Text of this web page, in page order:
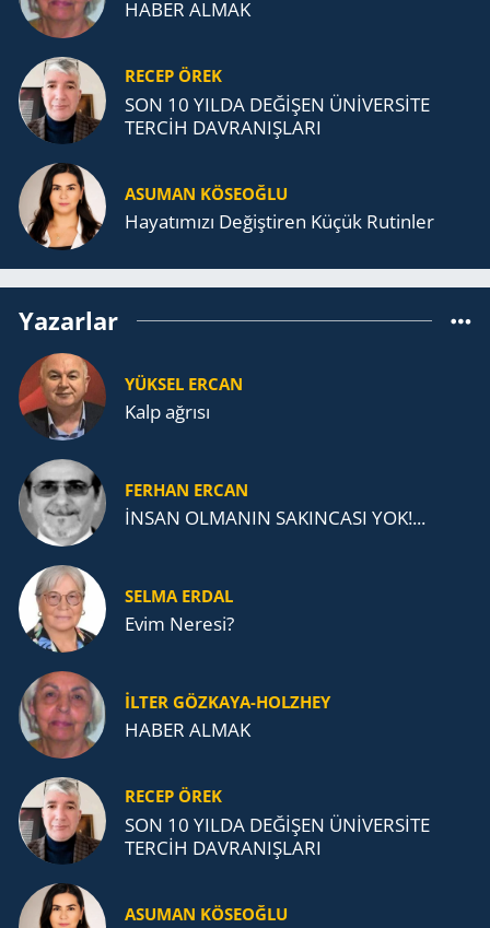
HABER ALMAK
RECEP ÖREK
SON 10 YILDA DEĞİŞEN ÜNİVERSİTE
TERCİH DAVRANIŞLARI
ASUMAN KÖSEOĞLU
Ha­ya­tı­mı­zı De­ğiş­ti­ren Küçük Ru­tin­ler
Yazarlar
YÜKSEL ERCAN
Kalp ağrısı
FERHAN ERCAN
İNSAN OLMANIN SAKINCASI YOK!...
SELMA ERDAL
Evim Neresi?
İLTER GÖZKAYA-HOLZHEY
HABER ALMAK
RECEP ÖREK
SON 10 YILDA DEĞİŞEN ÜNİVERSİTE
TERCİH DAVRANIŞLARI
ASUMAN KÖSEOĞLU